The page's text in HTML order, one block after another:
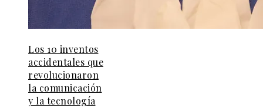
Los 10 inventos
accidentales que
revolucionaron
la comunicación
y la tecnología